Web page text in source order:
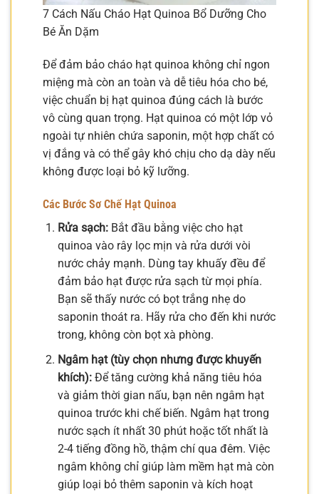
7 Cách Nấu Cháo Hạt Quinoa Bổ Dưỡng Cho
Bé Ăn Dặm
Để đảm bảo cháo hạt quinoa không chỉ ngon
miệng mà còn an toàn và dễ tiêu hóa cho bé,
việc chuẩn bị hạt quinoa đúng cách là bước
vô cùng quan trọng. Hạt quinoa có một lớp vỏ
ngoài tự nhiên chứa saponin, một hợp chất có
vị đắng và có thể gây khó chịu cho dạ dày nếu
không được loại bỏ kỹ lưỡng.
Các Bước Sơ Chế Hạt Quinoa
Rửa sạch:Bắt đầu bằng việc cho hạt
quinoa vào rây lọc mịn và rửa dưới vòi
nước chảy mạnh. Dùng tay khuấy đều để
đảm bảo hạt được rửa sạch từ mọi phía.
Bạn sẽ thấy nước có bọt trắng nhẹ do
saponin thoát ra. Hãy rửa cho đến khi nước
trong, không còn bọt xà phòng.
Ngâm hạt (tùy chọn nhưng được khuyến
khích):Để tăng cường khả năng tiêu hóa
và giảm thời gian nấu, bạn nên ngâm hạt
quinoa trước khi chế biến. Ngâm hạt trong
nước sạch ít nhất 30 phút hoặc tốt nhất là
2-4 tiếng đồng hồ, thậm chí qua đêm. Việc
ngâm không chỉ giúp làm mềm hạt mà còn
giúp loại bỏ thêm saponin và kích hoạt